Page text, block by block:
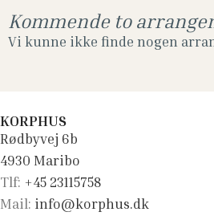
Kommende to
Vi kunne ikke finde nogen
KORPHUS
Rødbyvej 6b
4930 Maribo
Tlf: +45 23115758
Mail: info@korphus.dk